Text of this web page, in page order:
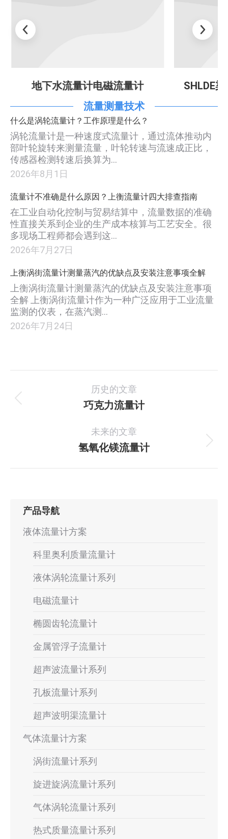
地下水流量计电磁流量计
SHLDE
流量测量技术
什么是涡轮流量计？工作原理是什么？
涡轮流量计是一种速度式流量计，通过流体推动内
部叶轮旋转来测量流量，叶轮转速与流速成正比，
传感器检测转速后换算为…
2026年8月1日
流量计不准确是什么原因？上衡流量计四大排查指南
在工业自动化控制与贸易结算中，流量数据的准确
性直接关系到企业的生产成本核算与工艺安全。很
多现场工程师都会遇到这…
2026年7月27日
上衡涡街流量计测量蒸汽的优缺点及安装注意事项全解
上衡涡街流量计测量蒸汽的优缺点及安装注意事项
全解 上衡涡街流量计作为一种广泛应用于工业流量
监测的仪表，在蒸汽测…
2026年7月24日
目
历史的文章
上
个
项
巧克力流量计
未来的文章
下
氢氧化镁流量计
产品导航
液体流量计方案
科里奥利质量流量计
液体涡轮流量计系列
电磁流量计
椭圆齿轮流量计
金属管浮子流量计
超声波流量计系列
孔板流量计系列
超声波明渠流量计
气体流量计方案
涡街流量计系列
旋进旋涡流量计系列
气体涡轮流量计系列
热式质量流量计系列